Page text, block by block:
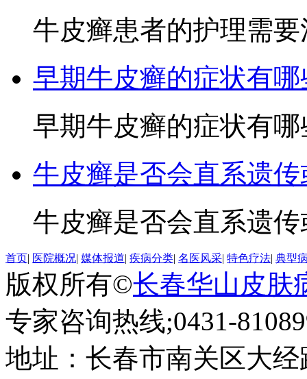
牛皮癣患者的护理需
早期牛皮癣的症状有哪
早期牛皮癣的症状有
牛皮癣是否会直系遗传
牛皮癣是否会直系遗
首页| 医院概况| 媒体报道| 疾病分类| 名医风采| 特色疗法| 典型
版权所有©长春华山皮肤
专家咨询热线;0431-
地址：长春市南关区大